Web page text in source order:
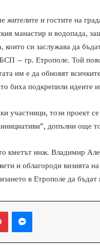
жителите и гостите на
манастир и водопада,
си заслужава да
– гр. Етрополе. Той
им е да обновят
биха подкрепили идеите
участници, този проект
допълни още
кметът инж. Владимир
и облагороди визията на
в Етрополе да